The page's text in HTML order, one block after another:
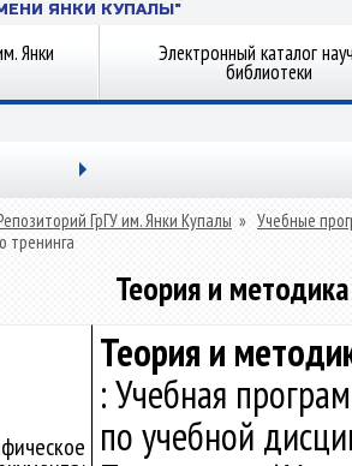
ЯНКИ КУПАЛЫ"
Янки Электронный каталог
библиотеки
ГрГУ им. Янки Купалы » Учебные
тренинга
Теория и
Теория и
: Учебная
по учебной